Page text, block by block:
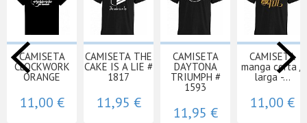
CAMISETA
CLOCKWORK
ORANGE
11,00 €
CAMISETA THE
CAKE IS A LIE #
1817
11,95 €
CAMISETA
DAYTONA
TRIUMPH #
1593
11,95 €
CAMISETA
manga corta /
larga -...
11,00 €